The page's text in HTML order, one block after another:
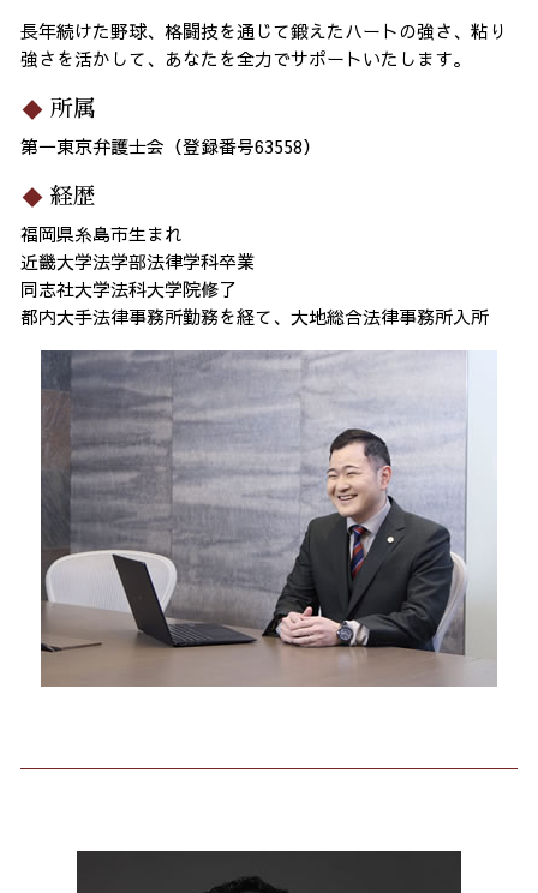
長年続けた野球、格闘技を通じて鍛えたハートの強さ、粘り
強さを活かして、あなたを全力でサポートいたします。
所属
第一東京弁護士会（登録番号63558）
経歴
福岡県糸島市生まれ
近畿大学法学部法律学科卒業
同志社大学法科大学院修了
都内大手法律事務所勤務を経て、大地総合法律事務所入所